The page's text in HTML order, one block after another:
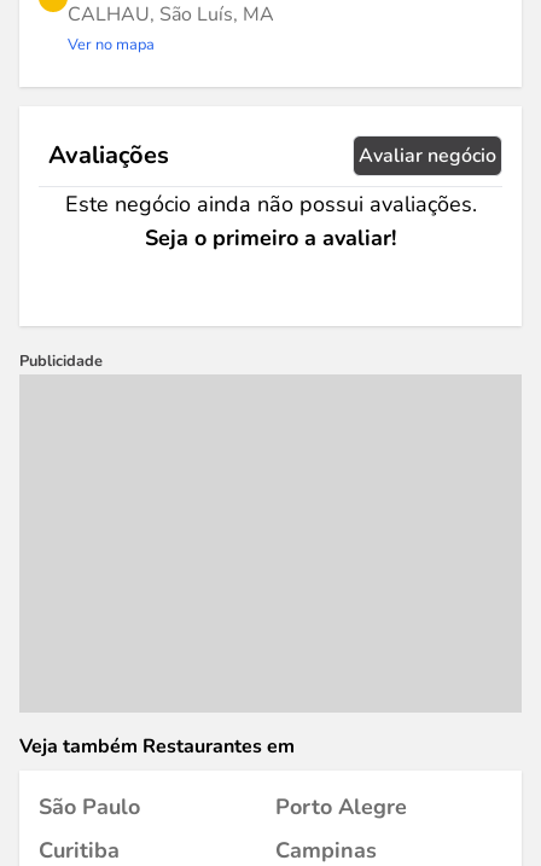
CALHAU, São Luís, MA
Ver no mapa
Avaliações Avaliar negócio
Este negócio ainda não possui avaliações.
Seja o primeiro a avaliar!
Publicidade
Veja também Restaurantes em
São Paulo
Porto Alegre
Curitiba
Campinas